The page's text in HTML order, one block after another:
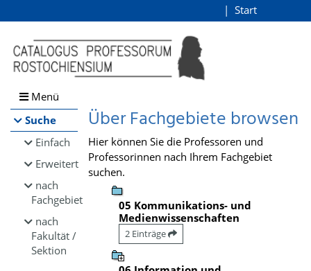
Browsen
direkt zum Inhalt
Start
Menü
Suche
Einfach
Erweitert
nach
Fachgebiet
nach
Fakultät /
Sektion
Über Fachgebiete browsen
Hier können Sie die Professoren und
Professorinnen nach Ihrem Fachgebiet
suchen.
05 Kommunikations- und
Medienwissenschaften
2 Einträge